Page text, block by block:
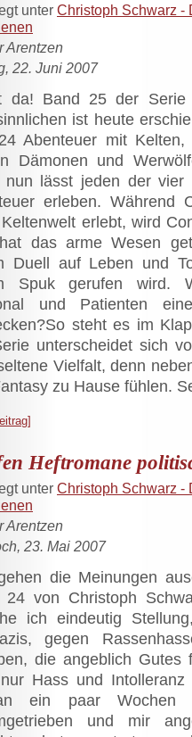
unter Christoph Schwarz -
Arentzen
22. Juni 2007
da! Band 25 der Serie
ist heute
Abenteuer mit
Dämonen und
nun lässt jeden der vier
erleben. Während
erlebt, wird
das arme Wesen
Duell auf Leben und
Spuk gerufen wird.
und Patienten
steht es im
unterscheidet sich
Vielfalt, denn
zu Hause fühlen.
Heftromane
unter Christoph Schwarz -
Arentzen
23. Mai 2007
die Meinungen
24 von Christoph
ich eindeutig
gegen
die angeblich Gutes
Hass und
ein paar Wochen
und mir